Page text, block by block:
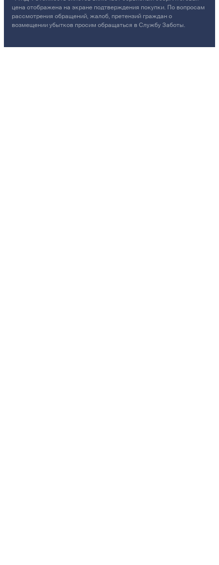
цена отображена на экране подтверждения покупки. По вопросам
рассмотрения обращений, жалоб, претензий граждан о
возмещении убытков просим обращаться в Службу Заботы.